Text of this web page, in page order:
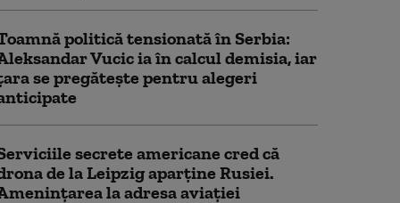
politică tensionată în Serbia:
Vucic ia în calcul demisia, iar
se pregătește pentru alegeri
secrete americane cred că
de la Leipzig aparține Rusiei.
la adresa aviației